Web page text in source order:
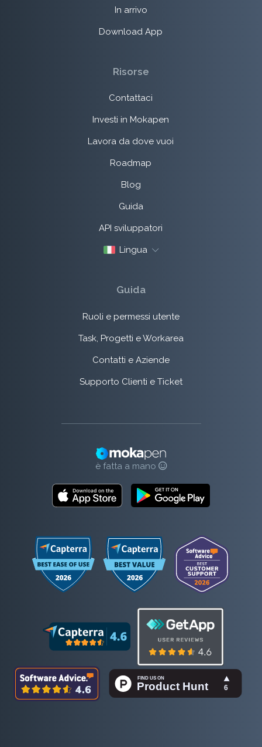
In arrivo
Download App
Risorse
Contattaci
Investi in Mokapen
Lavora da dove vuoi
Roadmap
Blog
Guida
API sviluppatori
Lingua
Guida
Ruoli e permessi utente
Task, Progetti e Workarea
Contatti e Aziende
Supporto Clienti e Ticket
è fatta a mano